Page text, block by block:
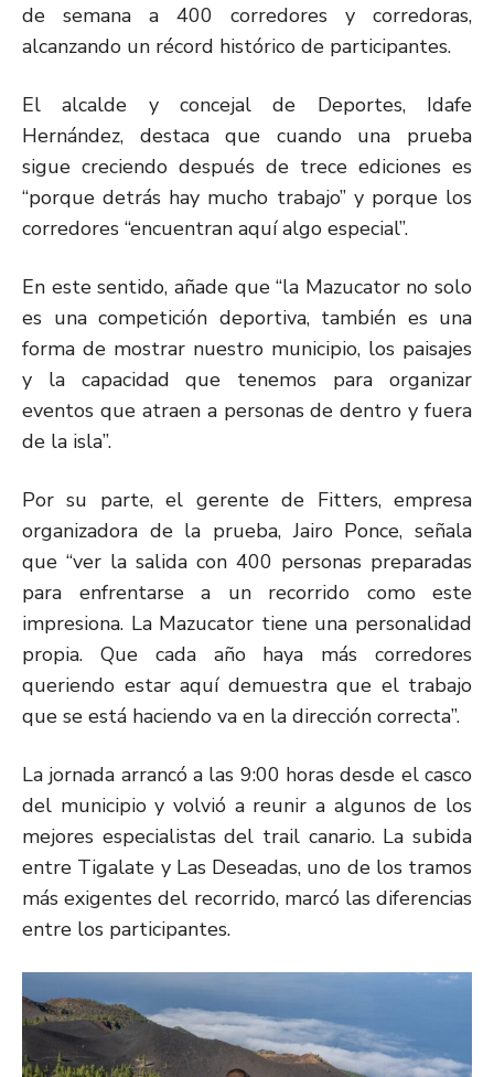
de semana a 400 corredores y corredoras,
alcanzando un récord histórico de participantes.
El alcalde y concejal de Deportes, Idafe
Hernández, destaca que cuando una prueba
sigue creciendo después de trece ediciones es
“porque detrás hay mucho trabajo” y porque los
corredores “encuentran aquí algo especial”.
En este sentido, añade que “la Mazucator no solo
es una competición deportiva, también es una
forma de mostrar nuestro municipio, los paisajes
y la capacidad que tenemos para organizar
eventos que atraen a personas de dentro y fuera
de la isla”.
Por su parte, el gerente de Fitters, empresa
organizadora de la prueba, Jairo Ponce, señala
que “ver la salida con 400 personas preparadas
para enfrentarse a un recorrido como este
impresiona. La Mazucator tiene una personalidad
propia. Que cada año haya más corredores
queriendo estar aquí demuestra que el trabajo
que se está haciendo va en la dirección correcta”.
La jornada arrancó a las 9:00 horas desde el casco
del municipio y volvió a reunir a algunos de los
mejores especialistas del trail canario. La subida
entre Tigalate y Las Deseadas, uno de los tramos
más exigentes del recorrido, marcó las diferencias
entre los participantes.